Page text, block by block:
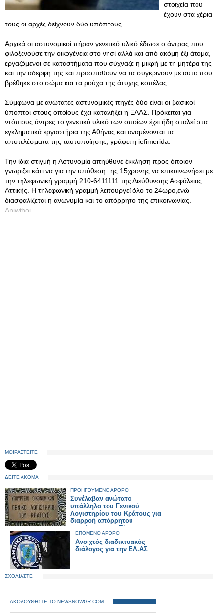
στοιχεία που
έχουν στα χέρια
τους οι αρχές δείχνουν δύο υπόπτους.
Αρχικά οι αστυνομικοί πήραν γενετικό υλικό έδωσε ο άντρας που
φιλοξενούσε την οικογένεια στο νησί αλλά και από ακόμη έξι άτομα,
εργαζόμενοι σε καταστήματα που σύχναζε η μικρή με τη μητέρα της
και την αδερφή της και προσπαθούν να τα συγκρίνουν με αυτό που
βρέθηκε στο σώμα και τα ρούχα της άτυχης κοπέλας.
Σύμφωνα με ανώτατες αστυνομικές πηγές δύο είναι οι βασικοί
ύποπτοι στους οποίους έχει καταλήξει η ΕΛΑΣ. Πρόκειται για
ντόπιους άντρες το γενετικό υλικό των οποίων έχει ήδη σταλεί στα
εγκληματικά εργαστήρια της Αθήνας και αναμένονται τα
αποτελέσματα της ταυτοποίησης, γράφει η iefimerida.
Την ίδια στιγμή η Αστυνομία απηύθυνε έκκληση προς όποιον
γνωρίζει κάτι να για την υπόθεση της 15χρονης να επικοινωνήσει με
την τηλεφωνική γραμμή 210-6411111 της Διεύθυνσης Ασφάλειας
Αττικής. Η τηλεφωνική γραμμή λειτουργεί όλο το 24ωρο,ενώ
διασφαλίζεται η ανωνυμία και το απόρρητο της επικοινωνίας.
Aniwthoi
ΜΟΙΡΑΣΤΕΙΤΕ
ΔΕΙΤΕ ΑΚΟΜΑ
ΠΡΟΗΓΟΥΜΕΝΟ ΑΡΘΡΟ
Συνέλαβαν ανώτατο
υπάλληλο του Γενικού
Λογιστηρίου του Κράτους για
διαρροή απόρρητου
εγγράφου στον Τύπο
ΕΠΟΜΕΝΟ ΑΡΘΡΟ
Ανοιχτός διαδικτυακός
διάλογος για την ΕΛ.ΑΣ
ΣΧΟΛΙΑΣΤΕ
ΑΚΟΛΟΥΘΗΣΤΕ ΤΟ NEWSNOWGR.COM